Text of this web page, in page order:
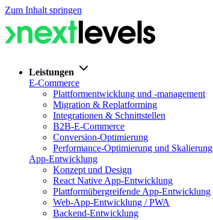
Zum Inhalt springen
Leistungen
E-Commerce
Plattformentwicklung und -management
Migration & Replatforming
Integrationen & Schnittstellen
B2B-E-Commerce
Conversion-Optimierung
Performance-Optimierung und Skalierung
App-Entwicklung
Konzept und Design
React Native App-Entwicklung
Plattformübergreifende App-Entwicklung
Web-App-Entwicklung / PWA
Backend-Entwicklung